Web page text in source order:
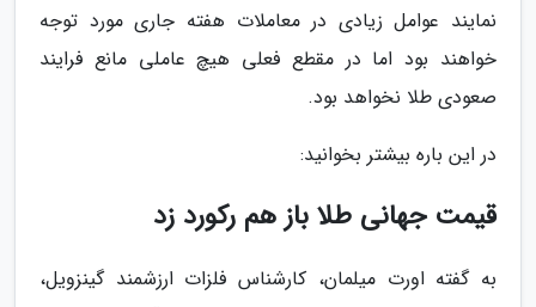
نمایند عوامل زیادی در معاملات هفته جاری مورد توجه
خواهند بود اما در مقطع فعلی هیچ عاملی مانع فرایند
صعودی طلا نخواهد بود.
در این باره بیشتر بخوانید:
قیمت جهانی طلا باز هم رکورد زد
به گفته اورت میلمان، کارشناس فلزات ارزشمند گینزویل،